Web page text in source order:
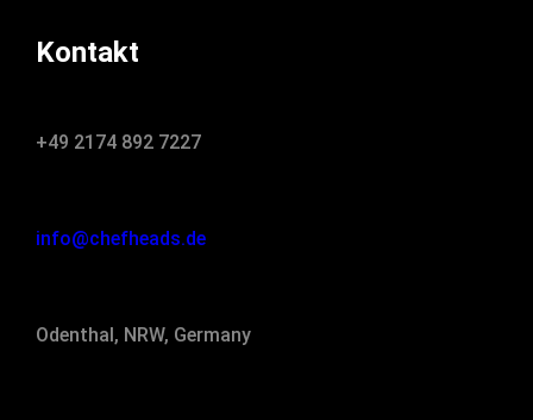
Kontakt
+49 2174 892 7227
info@chefheads.de
Odenthal, NRW, Germany